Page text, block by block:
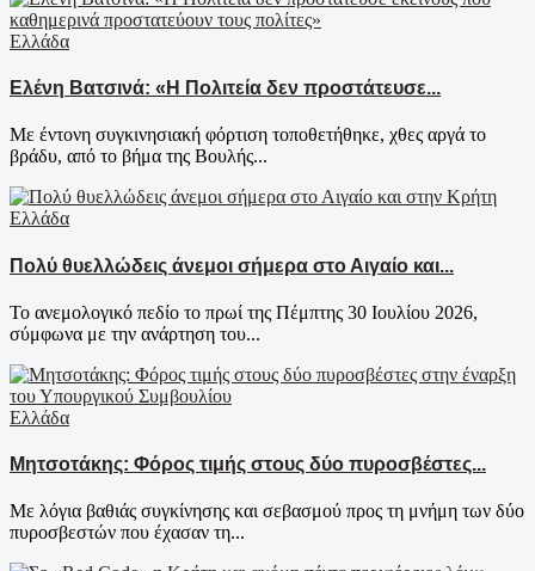
Ελλάδα
Ελένη Βατσινά: «Η Πολιτεία δεν προστάτευσε...
Με έντονη συγκινησιακή φόρτιση τοποθετήθηκε, χθες αργά το
βράδυ, από το βήμα της Βουλής...
Ελλάδα
Πολύ θυελλώδεις άνεμοι σήμερα στο Αιγαίο και...
Το ανεμολογικό πεδίο το πρωί της Πέμπτης 30 Ιουλίου 2026,
σύμφωνα με την ανάρτηση του...
Ελλάδα
Μητσοτάκης: Φόρος τιμής στους δύο πυροσβέστες...
Με λόγια βαθιάς συγκίνησης και σεβασμού προς τη μνήμη των δύο
πυροσβεστών που έχασαν τη...